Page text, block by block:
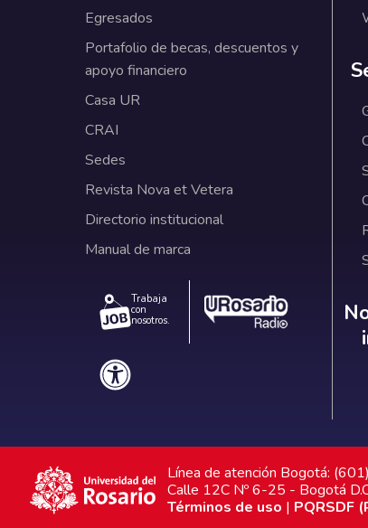
Egresados
Portafolio de becas, descuentos y
apoyo financiero
Casa UR
CRAI
Sedes
Revista Nova et Vetera
Directorio institucional
Manual de marca
Trabaja
con
nosotros.
Línea de atención Bogotá:
Calle 12C Nº 6-25 - Bogotá
Términos de uso | PQRSDF